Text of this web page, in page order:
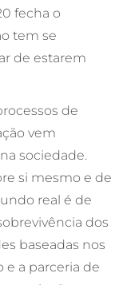
fecha o
tem se
de estarem
de
vem
sociedade.
si mesmo e de
real é de
dos
baseadas nos
a parceria de